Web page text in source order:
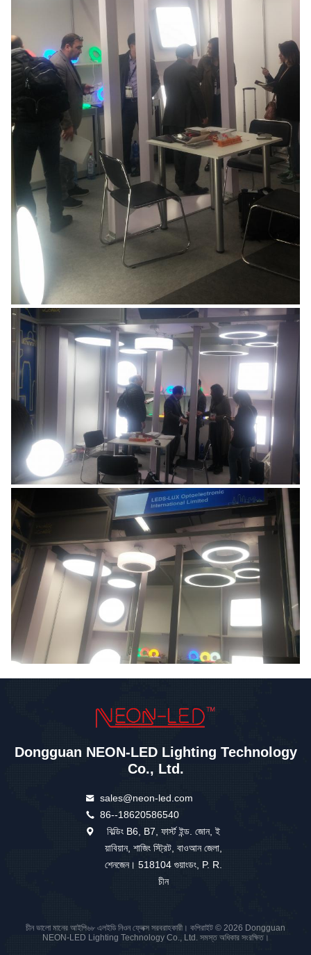
Dongguan NEON-LED Lighting Technology
Co., Ltd.
sales@neon-led.com
86--18620586540
বিল্ডিং B6, B7, ফার্স্ট ইন্ড. জোন, ই
য়াবিয়ান, শাজিং স্ট্রিট, বাওআন জেলা,
শেনজেন। 518104 গুয়াংডং, P. R.
চীন
চীন ভালো মানের আইপি৬৮ এলইডি নিওন ফ্লেক্স সরবরাহকারী। কপিরাইট © 2026 Dongguan
NEON-LED Lighting Technology Co., Ltd. সমস্ত অধিকার সংরক্ষিত।